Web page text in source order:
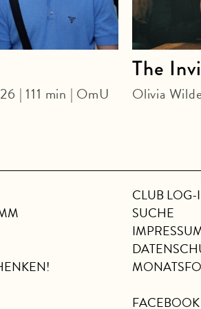
| 111 min | OmU
The
Olivia
CLUB LOG-
SUCHE
FACEBOOK